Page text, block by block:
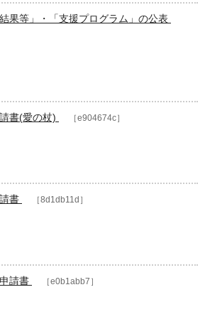
果等」・「支援プログラム」の公表
書(愛の杖) ［e904674c］
書 ［8d1db11d］
請書 ［e0b1abb7］